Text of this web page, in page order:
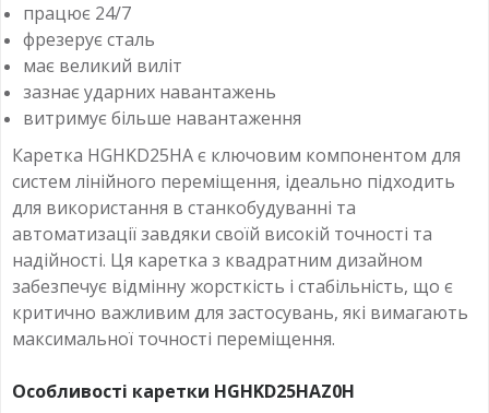
працює 24/7
фрезерує сталь
має великий виліт
зазнає ударних навантажень
витримує більше навантаження
Каретка HGHKD25HA є ключовим компонентом для
систем лінійного переміщення, ідеально підходить
для використання в станкобудуванні та
автоматизації завдяки своїй високій точності та
надійності. Ця каретка з квадратним дизайном
забезпечує відмінну жорсткість і стабільність, що є
критично важливим для застосувань, які вимагають
максимальної точності переміщення.
Особливості каретки HGHKD25HAZ0H